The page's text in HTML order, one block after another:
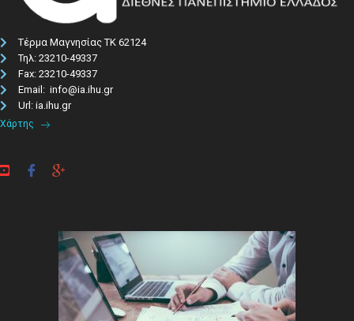
Τέρμα Μαγνησίας ΤΚ 62124
Τηλ: 23210-49337​
Fax: 23210-49337
Email: info@ia.ihu.gr
Url: ia.ihu.gr
Χάρτης